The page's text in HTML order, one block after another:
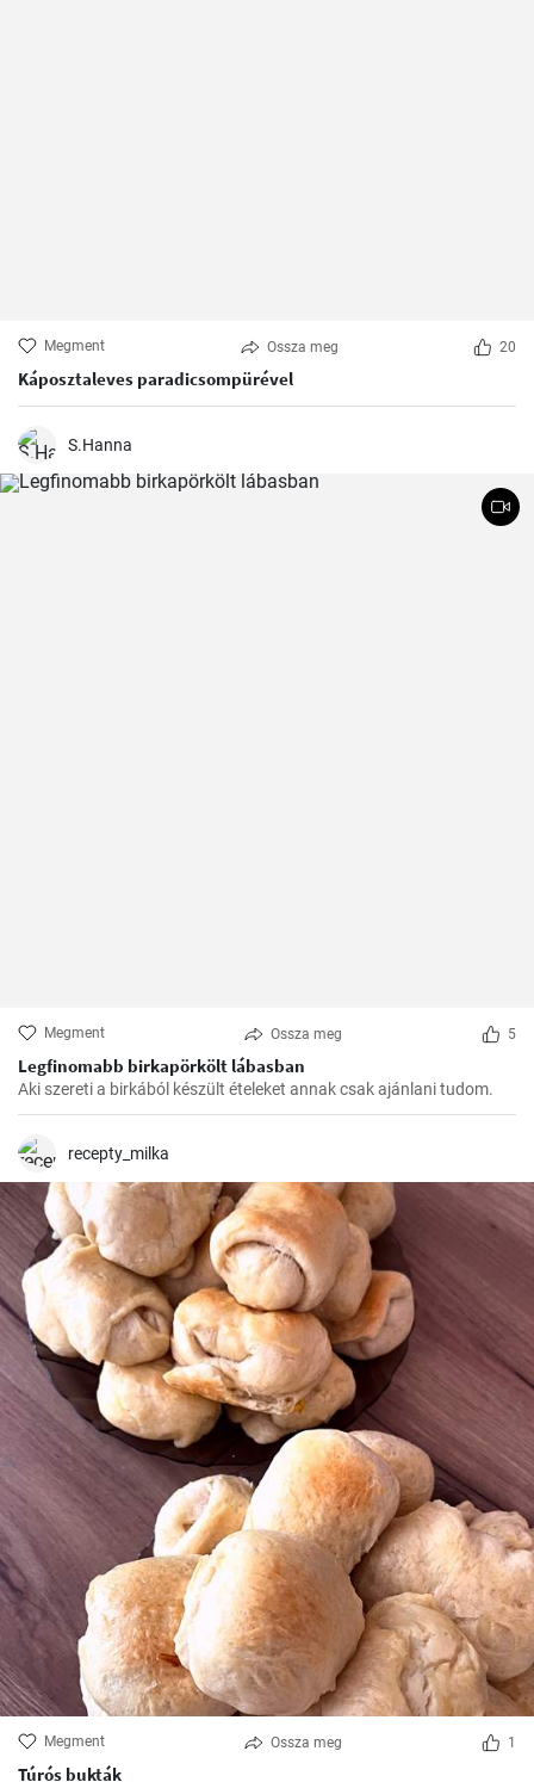
Megment Ossza meg 20
Káposztaleves paradicsompürével
S.Hanna
Megment Ossza meg 5
Legfinomabb birkapörkölt lábasban
Aki szereti a birkából készült ételeket annak csak ajánlani tudom.
recepty_milka
Megment Ossza meg 1
Túrós bukták